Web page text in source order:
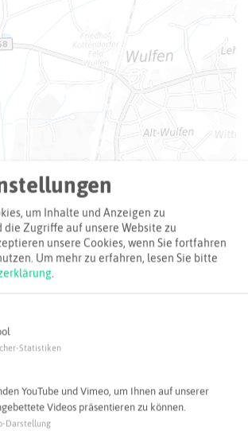
Leaflet|©OpenStreetMapcontributors |weitere Lizenzen
um Inhalte und Anzeigen zu
die Zugriffe auf unsere Website zu
unsere Cookies, wenn Sie fortfahren
Um mehr zu erfahren, lesen Sie bitte
.
Statistiken
YouTube und Vimeo, um Ihnen auf unserer
Videos präsentieren zu können.
Darstellung